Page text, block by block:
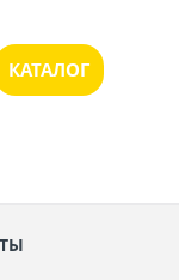
КАТАЛОГ